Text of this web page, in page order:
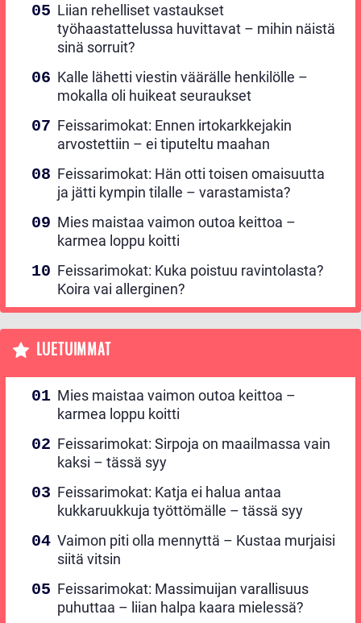
Liian rehelliset vastaukset
työhaastattelussa huvittavat – mihin näistä
sinä sorruit?
Kalle lähetti viestin väärälle henkilölle –
mokalla oli huikeat seuraukset
Feissarimokat: Ennen irtokarkkejakin
arvostettiin – ei tiputeltu maahan
Feissarimokat: Hän otti toisen omaisuutta
ja jätti kympin tilalle – varastamista?
Mies maistaa vaimon outoa keittoa –
karmea loppu koitti
Feissarimokat: Kuka poistuu ravintolasta?
Koira vai allerginen?
LUETUIMMAT
Mies maistaa vaimon outoa keittoa –
karmea loppu koitti
Feissarimokat: Sirpoja on maailmassa vain
kaksi – tässä syy
Feissarimokat: Katja ei halua antaa
kukkaruukkuja työttömälle – tässä syy
Vaimon piti olla mennyttä – Kustaa murjaisi
siitä vitsin
Feissarimokat: Massimuijan varallisuus
puhuttaa – liian halpa kaara mielessä?